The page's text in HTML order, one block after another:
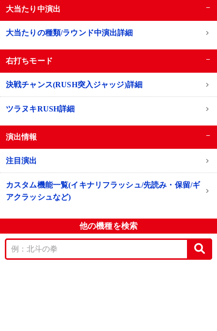
大当たり中演出 −
大当たりの種類/ラウンド中演出詳細
右打ちモード −
決戦チャンス(RUSH突入ジャッジ)詳細
ツラヌキRUSH詳細
演出情報 −
注目演出
カスタム機能一覧(イキナリフラッシュ/先読み・保留/ギ
アクラッシュなど)
他の機種を検索